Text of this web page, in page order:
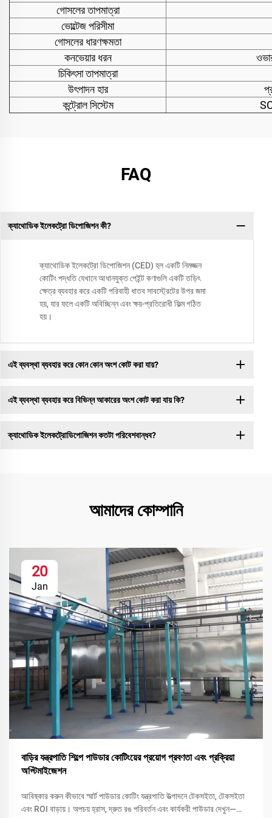
গোসলের তাপমাত্রা
ভোল্টেজ পরিসীমা
গোসলের ধারণক্ষমতা
কনভেয়ার ধরন
চিকিৎসা তাপমাত্রা
উৎপাদন হার
কন্ট্রোল সিস্টেম
FAQ
ক্যাথোডিক ইলেকট্রো ডিপোজিশন কী?
ক্যাথোডিক ইলেকট্রো ডিপোজিশন (CED) হল একটি নিমজ্জন
কোটিং পদ্ধতি যেখানে আধানযুক্ত পেইন্ট কণাগুলি একটি তড়িৎ
ক্ষেত্র ব্যবহার করে একটি পরিবাহী ধাতব সাবস্ট্রেটের উপর জমা
হয়, যার ফলে একটি অবিচ্ছিন্ন এবং ক্ষয়-প্রতিরোধী ফিল্ম গঠিত
হয়।
এই ব্যবস্থা ব্যবহার করে কোন কোন অংশ কোট করা যায়?
এই ব্যবস্থা ব্যবহার করে বিভিন্ন আকারের অংশ কোট করা যায় কি?
ক্যাথোডিক ইলেকট্রোডিপোজিশন কতটা পরিবেশবান্ধব?
আমাদের কোম্পানি
20
Jan
বাড়ির যন্ত্রপাতি শিল্পে পাউডার কোটিংয়ের প্রয়োগ প্রবণতা এবং প্রক্রিয়া
অপ্টিমাইজেশন
আবিষ্কার করুন কীভাবে স্মার্ট পাউডার কোটিং যন্ত্রপাতি উত্পাদনে টেকসইতা, টেকসইতা
এবং ROI বাড়ায়। অপচয় হ্রাস, দ্রুত রঙ পরিবর্তন এবং কার্যকরী পাউডার দেখুন—